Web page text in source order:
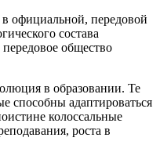
в официальной, передовой
состава
общество
в образовании. Те
способны адаптироваться
колоссальные
роста в